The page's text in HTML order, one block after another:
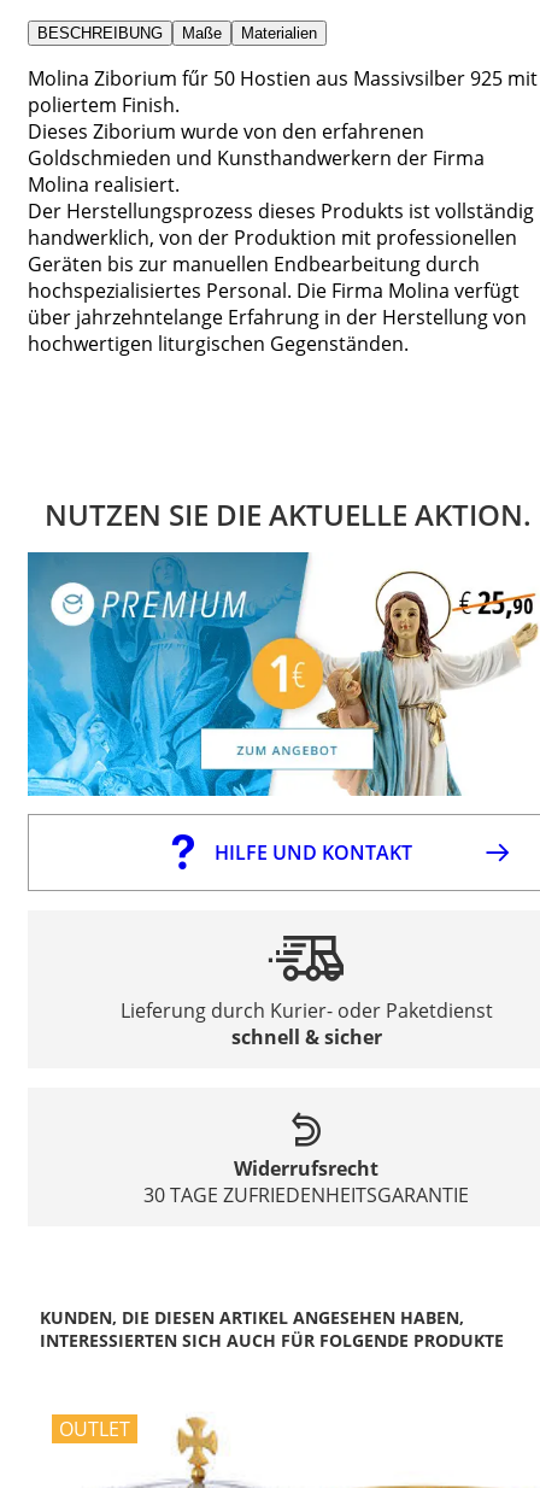
BESCHREIBUNG Maße Materialien
Molina Ziborium fűr 50 Hostien aus Massivsilber 925 mit
poliertem Finish.
Dieses Ziborium wurde von den erfahrenen
Goldschmieden und Kunsthandwerkern der Firma
Molina realisiert.
Der Herstellungsprozess dieses Produkts ist vollständig
handwerklich, von der Produktion mit professionellen
Geräten bis zur manuellen Endbearbeitung durch
hochspezialisiertes Personal. Die Firma Molina verfügt
über jahrzehntelange Erfahrung in der Herstellung von
hochwertigen liturgischen Gegenständen.
NUTZEN SIE DIE AKTUELLE AKTION.
HILFE UND KONTAKT
Lieferung durch Kurier- oder Paketdienst
schnell & sicher
Widerrufsrecht
30 TAGE ZUFRIEDENHEITSGARANTIE
KUNDEN, DIE DIESEN ARTIKEL ANGESEHEN HABEN,
INTERESSIERTEN SICH AUCH FÜR FOLGENDE PRODUKTE
OUTLET